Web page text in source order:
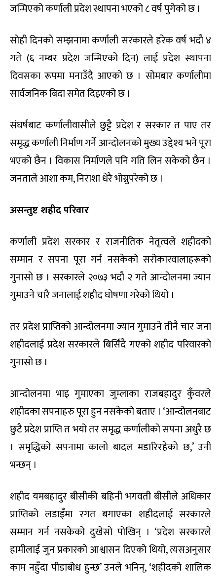
जन्मिएको कर्णाली प्रदेश स्थापना भएको ८ वर्ष पुगेको छ ।
सोही दिनको सम्झनामा कर्णाली सरकारले हरेक वर्ष भदौ ४
गते (६ नम्बर प्रदेश जन्मिएको दिन) लाई प्रदेश स्थापना
दिवसका रूपमा मनाउँदै आएको छ । सोमबार कर्णालीमा
सार्वजनिक बिदा समेत दिइएको छ ।
संघर्षबाट कर्णालीवासीले छुट्टै प्रदेश र सरकार त पाए तर
समृद्ध कर्णाली निर्माण गर्ने आन्दोलनको मुख्य उद्देश्य भने पूरा
भएको छैन । विकास निर्माणले पनि गति लिन सकेको छैन ।
जनताले आशा कम, निराशा धेरै भोग्नुपरेको छ ।
असन्तुष्ट शहीद परिवार
कर्णाली प्रदेश सरकार र राजनीतिक नेतृत्वले शहीदको
सम्मान र सपना पूरा गर्न नसकेको सरोकारवालाहरूको
गुनासो छ । सरकारले २०७३ भदौ २ गते आन्दोलनमा ज्यान
गुमाउने चारै जनालाई शहीद घोषणा गरेको थियो ।
तर प्रदेश प्राप्तिको आन्दोलनमा ज्यान गुमाउने तीनै चार जना
शहीदलाई प्रदेश सरकारले बिर्सिंदै गएको शहीद परिवारको
गुनासो छ ।
आन्दोलनमा भाइ गुमाएका जुम्लाका राजबहादुर कुँवरले
शहीदका सपनाहरु पूरा हुन नसकेको बताए । ‘आन्दोलनबाट
छुटै प्रदेश प्राप्ति त भयो तर समृद्ध कर्णालीको सपना अधुरै छ
। समृद्धिको सपनामा कालो बादल मडारिरहेको छ,’ उनी
भन्छन् ।
शहीद यमबहादुर बीसीकी बहिनी भगवती बीसीले अधिकार
प्राप्तिको लडाइँमा रगत बगाएका शहीदलाई सरकारले
सम्मान गर्न नसकेको दुखेसो पोखिन् । ‘प्रदेश सरकारले
हामीलाई जुन प्रकारको आश्वासन दिएको थियो, त्यसअनुसार
काम नहुँदा पीडाबोध हुन्छ’ उनले भनिन्, ‘शहीदको शालिक